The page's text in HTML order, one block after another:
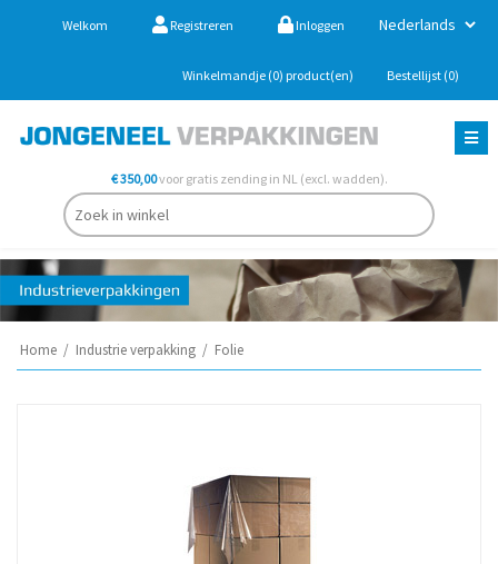
Welkom Registreren Inloggen
Winkelmandje (0) product(en) Bestellijst (0)
€ 350,00voor gratis zending in NL (excl. wadden).
Home / Industrie verpakking / Folie